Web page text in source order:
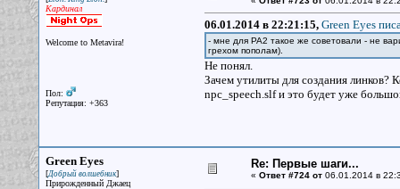
Кардинал
Welcome to Metavira!
Пол:
Репутация: +363
06.01.2014 в 22:21:15, Green Eyes
- мне для РА2 такое же советовали - не
грехом пополам).
Не понял.
Зачем утилиты для создания
npc_speech.slf и это будет уже
Green Eyes
[Добрый волшебник]
Прирожденный Джаец
Re: Первые шаги...
« Ответ #724 от06.01.2014 в